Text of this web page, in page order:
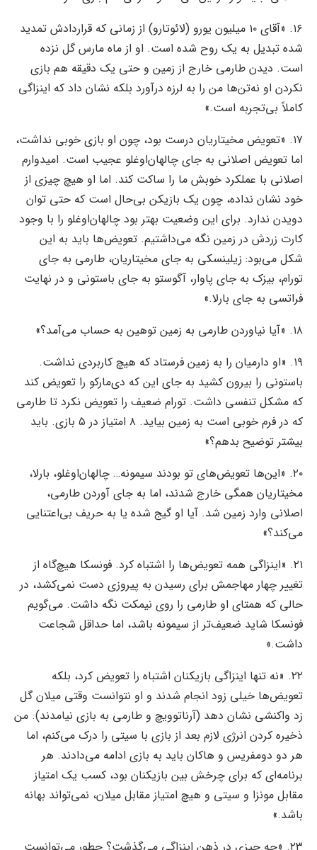
۱۶. «آقای ۱۰ میلیون یورو (لائوتارو) از زمانی که قراردادش تمدید
شده تبدیل به یک روح شده است. او از ماه مارس گل نزده
است. دیدن طارمی خارج از زمین و حتی یک دقیقه هم بازی
نکردن او نه‌تن‌ها من را به لرزه درآورد بلکه نشان داد که اینزاگی
کاملاً بی‌تجربه است.»
۱۷. «تعویض مخیتاریان درست بود، چون او بازی خوبی نداشت،
اما تعویض اصلانی به جای چالهان‌اوغلو عجیب است. امیدوارم
اصلانی با عملکرد خوبش ما را ساکت کند. اما او هیچ چیزی از
خود نشان نداده، چون یک بازیکن بی‌حال است که حتی توان
دویدن ندارد. برای این وضعیت بهتر بود چالهان‌اوغلو را با وجود
کارت زردش در زمین نگه می‌داشتیم. تعویض‌ها باید به این
شکل می‌بود: زیلینسکی به جای مخیتاریان، طارمی به جای
تورام، بیزک به جای پاوار، آگوستو به جای باستونی و در نهایت
فراتسی به جای بارلا.»
۱۸. «آیا نیاوردن طارمی به زمین توهین به حساب می‌آمد؟»
۱۹. «او دارمیان را به زمین فرستاد که هیچ کاربردی نداشت.
باستونی را بیرون کشید به جای این که دی‌مارکو را تعویض کند
که مشکل تنفسی داشت. تورام ضعیف را تعویض نکرد تا طارمی
که در فرم خوبی است به زمین بیاید. ۸ امتیاز در ۵ بازی. باید
بیشتر توضیح بدهم؟»
۲۰. «این‌ها تعویض‌های تو بودند سیمونه… چالهان‌اوغلو، بارلا،
مخیتاریان همگی خارج شدند، اما به جای آوردن طارمی،
اصلانی وارد زمین شد. آیا او گیج شده یا به حریف بی‌اعتنایی
می‌کند؟»
۲۱. «اینزاگی همه تعویض‌ها را اشتباه کرد. فونسکا هیچ‌گاه از
تغییر چهار مهاجمش برای رسیدن به پیروزی دست نمی‌کشد، در
حالی که همتای او طارمی را روی نیمکت نگه داشت. می‌گویم
فونسکا شاید ضعیف‌تر از سیمونه باشد، اما حداقل شجاعت
داشت.»
۲۲. «نه تنها اینزاگی بازیکنان اشتباه را تعویض کرد، بلکه
تعویض‌ها خیلی زود انجام شدند و او نتوانست وقتی میلان گل
زد واکنشی نشان دهد (آرناتوویچ و طارمی به بازی نیامدند). من
ذخیره کردن انرژی لازم بعد از بازی با سیتی را درک می‌کنم، اما
هر دو دومفریس و هاکان باید به بازی ادامه می‌دادند. هر
برنامه‌ای که برای چرخش بین بازیکنان بود، کسب یک امتیاز
مقابل مونزا و سیتی و هیچ امتیاز مقابل میلان، نمی‌تواند بهانه
باشد.»